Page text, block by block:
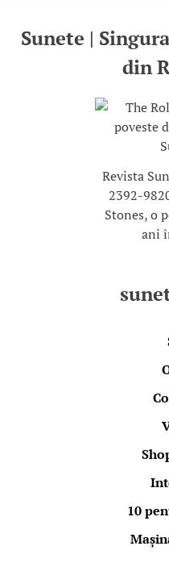
Sunete |
din
Revista
2392-
Stones, o
ani
10